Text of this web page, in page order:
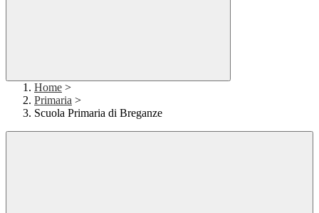
Home >
Primaria >
Scuola Primaria di Breganze